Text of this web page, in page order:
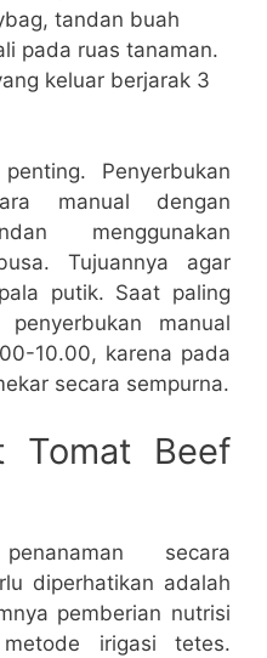
tandan buah
pada ruas tanaman.
keluar berjarak 3
Penyerbukan
manual dengan
menggunakan
Tujuannya agar
putik. Saat paling
manual
10.00, karena pada
secara sempurna.
Tomat Beef
secara
diperhatikan adalah
pemberian nutrisi
irigasi tetes.